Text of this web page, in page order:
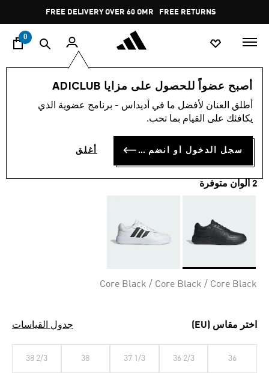
Pause
promotion
rotation
FREE DELIVERY OVER 60 OMR FREE RETURNS
0
أصبح عضواً للحصول على مزايا ADICLUB
أطلق العنان لأفضل ما في أديداس - برنامج عضوية الذي
يكافئك على القيام بما تحب.
سجل الدخول أو انضم الآن أغلق
الرجال أحذية
حذاء LITECOURT
OMR 37.75
2 ألوان متوفرة
Core Black / Core Black / Core Black
اختر مقاس (EU) جدول القياسات
36
36 2/3
37 1/3
38
38 2/3